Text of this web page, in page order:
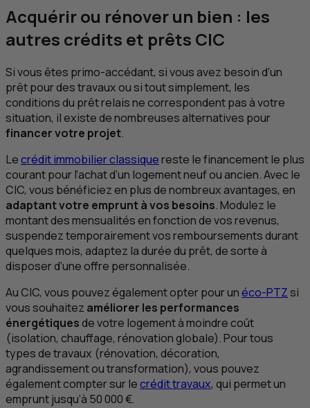
Acquérir ou rénover un bien : les
autres crédits et prêts CIC
Si vous êtes primo-accédant, si vous avez besoin d’un
prêt pour des travaux ou si tout simplement, les
conditions du prêt relais ne correspondent pas à votre
situation, il existe de nombreuses alternatives pour
financer votre projet.
Lecrédit immobilier classiquereste le financement le plus
courant pour l’achat d’un logement neuf ou ancien. Avec le
CIC, vous bénéficiez en plus de nombreux avantages, en
adaptant votre emprunt à vos besoins. Modulez le
montant des mensualités en fonction de vos revenus,
suspendez temporairement vos remboursements durant
quelques mois, adaptez la durée du prêt, de sorte à
disposer d’une offre personnalisée.
AuCIC, vous pouvez également opter pour unéco-PTZsi
vous souhaitez améliorer les performances
énergétiquesde votre logement à moindre coût
(isolation, chauffage, rénovation globale). Pour tous
types de travaux (rénovation, décoration,
agrandissement ou transformation), vous pouvez
également compter sur lecrédit travaux, qui permet un
emprunt jusqu’à 50 000 €.